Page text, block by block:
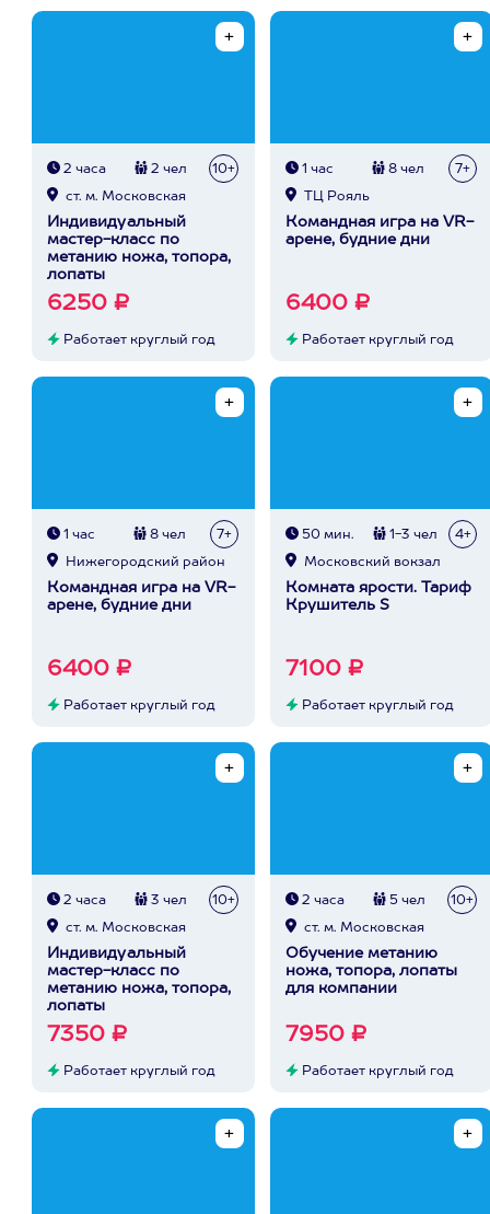
2 часа 2 чел 10+
ст. м. Московская
Индивидуальный
мастер-класс по
метанию ножа, топора,
лопаты
6250 ₽
Работает круглый год
1 час 8 чел 7+
ТЦ Рояль
Командная игра на VR-
арене, будние дни
6400 ₽
Работает круглый год
1 час 8 чел 7+
Нижегородский район
Командная игра на VR-
арене, будние дни
6400 ₽
Работает круглый год
50 мин. 1-3 чел 4+
Московский вокзал
Комната ярости. Тариф
Крушитель S
7100 ₽
Работает круглый год
2 часа 3 чел 10+
ст. м. Московская
Индивидуальный
мастер-класс по
метанию ножа, топора,
лопаты
7350 ₽
Работает круглый год
2 часа 5 чел 10+
ст. м. Московская
Обучение метанию
ножа, топора, лопаты
для компании
7950 ₽
Работает круглый год